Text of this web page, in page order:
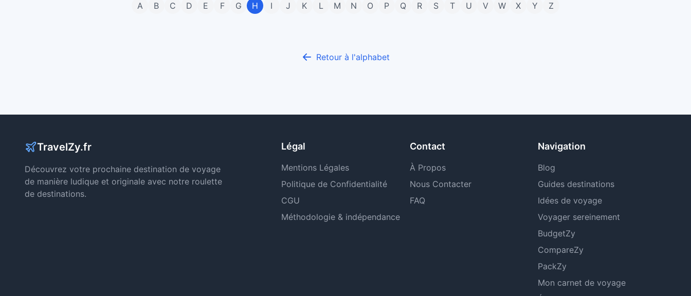
A B C D E F G H I J K L M N O P Q R S T U V W X Y Z
Retour à l'alphabet
TravelZy.fr
Découvrez votre prochaine destination de voyage
de manière ludique et originale avec notre roulette
de destinations.
Légal
Mentions Légales
Politique de Confidentialité
CGU
Méthodologie & indépendance
Contact
À Propos
Nous Contacter
FAQ
Navigation
Blog
Guides destinations
Idées de voyage
Voyager sereinement
BudgetZy
CompareZy
PackZy
Mon carnet de voyage